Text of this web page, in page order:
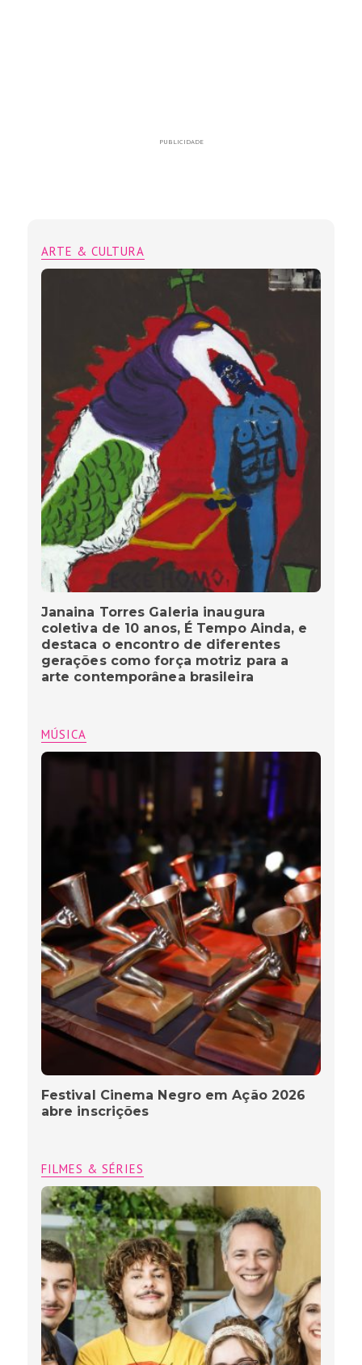
PUBLICIDADE
ARTE & CULTURA
Janaina Torres Galeria inaugura
coletiva de 10 anos, É Tempo Ainda, e
destaca o encontro de diferentes
gerações como força motriz para a
arte contemporânea brasileira
MÚSICA
Festival Cinema Negro em Ação 2026
abre inscrições
FILMES & SÉRIES